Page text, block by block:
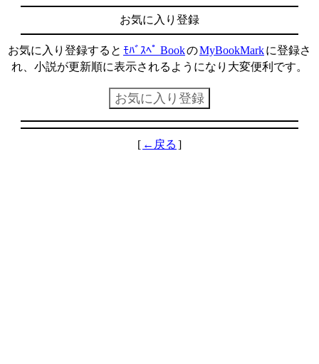
お気に入り登録
お気に入り登録すると ﾓﾊﾞｽﾍﾟ BookのMyBookMarkに登録さ
れ、小説が更新順に表示されるようになり大変便利です。
[ ←戻る ]